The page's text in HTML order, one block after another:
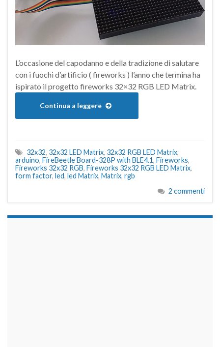
L’occasione del capodanno e della tradizione di salutare
con i fuochi d’artificio ( fireworks ) l’anno che termina ha
ispirato il progetto fireworks 32×32 RGB LED Matrix.
Continua a leggere
32x32, 32x32 LED Matrix, 32x32 RGB LED Matrix,
arduino, FireBeetle Board-328P with BLE4.1, Fireworks,
Fireworks 32x32 RGB, Fireworks 32x32 RGB LED Matrix,
form factor, led, led Matrix, Matrix, rgb
2 commenti